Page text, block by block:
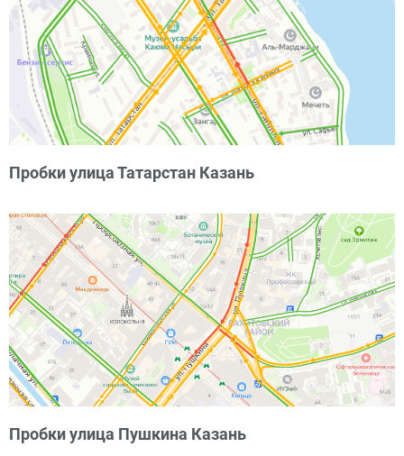
Пробки улица Татарстан Казань
Пробки улица Пушкина Казань